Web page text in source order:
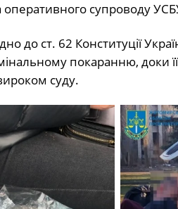
оперативного супроводу
до ст. 62 Конституції
покаранню, доки
суду.